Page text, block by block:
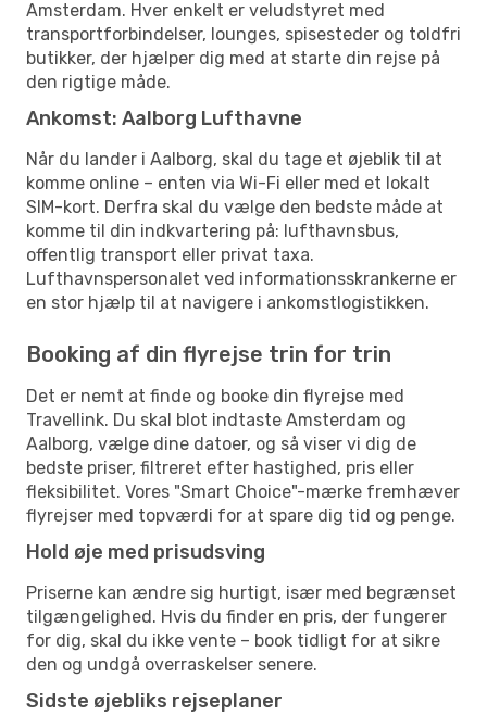
Amsterdam. Hver enkelt er veludstyret med
transportforbindelser, lounges, spisesteder og toldfri
butikker, der hjælper dig med at starte din rejse på
den rigtige måde.
Ankomst: Aalborg Lufthavne
Når du lander i Aalborg, skal du tage et øjeblik til at
komme online – enten via Wi-Fi eller med et lokalt
SIM-kort. Derfra skal du vælge den bedste måde at
komme til din indkvartering på: lufthavnsbus,
offentlig transport eller privat taxa.
Lufthavnspersonalet ved informationsskrankerne er
en stor hjælp til at navigere i ankomstlogistikken.
Booking af din flyrejse trin for trin
Det er nemt at finde og booke din flyrejse med
Travellink. Du skal blot indtaste Amsterdam og
Aalborg, vælge dine datoer, og så viser vi dig de
bedste priser, filtreret efter hastighed, pris eller
fleksibilitet. Vores "Smart Choice"-mærke fremhæver
flyrejser med topværdi for at spare dig tid og penge.
Hold øje med prisudsving
Priserne kan ændre sig hurtigt, især med begrænset
tilgængelighed. Hvis du finder en pris, der fungerer
for dig, skal du ikke vente – book tidligt for at sikre
den og undgå overraskelser senere.
Sidste øjebliks rejseplaner